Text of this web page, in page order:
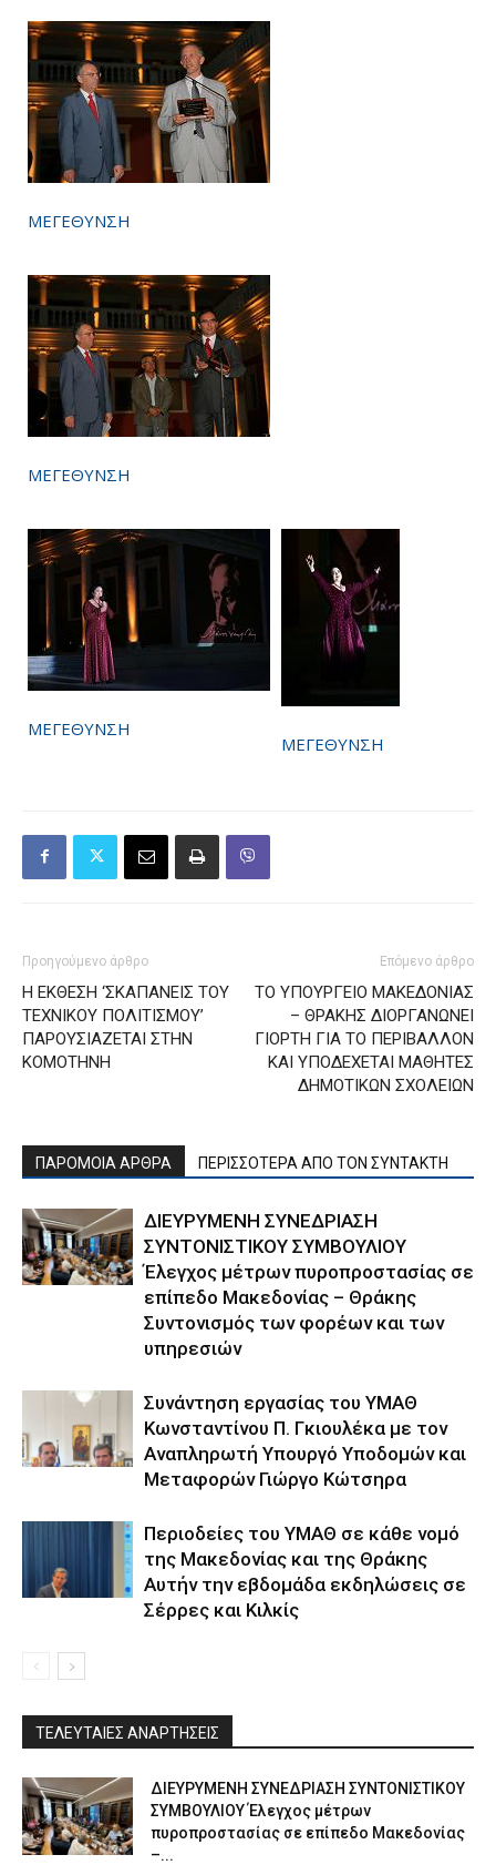
ΜΕΓΕΘΥΝΣΗ
ΜΕΓΕΘΥΝΣΗ
ΜΕΓΕΘΥΝΣΗ
ΜΕΓΕΘΥΝΣΗ
Προηγούμενο άρθρο
Η ΕΚΘΕΣΗ ‘ΣΚΑΠΑΝΕΙΣ ΤΟΥ
ΤEΧΝΙΚΟΥ ΠΟΛΙΤΙΣΜΟΥ’
ΠΑΡΟΥΣΙΑΖΕΤΑΙ ΣΤΗΝ
ΚΟΜΟΤΗΝΗ
Επόμενο άρθρο
ΤΟ ΥΠΟΥΡΓΕΙΟ ΜΑΚΕΔΟΝΙΑΣ
– ΘΡΑΚΗΣ ΔΙΟΡΓΑΝΩΝΕΙ
ΓΙΟΡΤΗ ΓΙΑ ΤΟ ΠΕΡΙΒΑΛΛΟΝ
ΚΑΙ ΥΠΟΔΕΧΕΤΑΙ ΜΑΘΗΤΕΣ
ΔΗΜΟΤΙΚΩΝ ΣΧΟΛΕΙΩΝ
ΠΑΡΟΜΟΙΑ ΑΡΘΡΑ ΠΕΡΙΣΣΟΤΕΡΑ ΑΠΟ ΤΟΝ ΣΥΝΤΑΚΤΗ
ΔΙΕΥΡΥΜΕΝΗ ΣΥΝΕΔΡΙΑΣΗ
ΣΥΝΤΟΝΙΣΤΙΚΟΥ ΣΥΜΒΟΥΛΙΟΥ
Έλεγχος μέτρων πυροπροστασίας σε
επίπεδο Μακεδονίας – Θράκης
Συντονισμός των φορέων και των
υπηρεσιών
Συνάντηση εργασίας του ΥΜΑΘ
Κωνσταντίνου Π. Γκιουλέκα με τον
Αναπληρωτή Υπουργό Υποδομών και
Μεταφορών Γιώργο Κώτσηρα
Περιοδείες του ΥΜΑΘ σε κάθε νομό
της Μακεδονίας και της Θράκης
Αυτήν την εβδομάδα εκδηλώσεις σε
Σέρρες και Κιλκίς
ΤΕΛΕΥΤΑΙΕΣ ΑΝΑΡΤΗΣΕΙΣ
ΔΙΕΥΡΥΜΕΝΗ ΣΥΝΕΔΡΙΑΣΗ ΣΥΝΤΟΝΙΣΤΙΚΟΥ
ΣΥΜΒΟΥΛΙΟΥ Έλεγχος μέτρων
πυροπροστασίας σε επίπεδο Μακεδονίας
–...